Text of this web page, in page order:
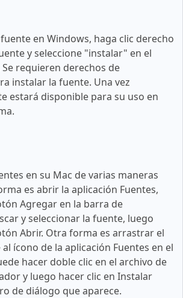
en Windows, haga clic derecho
y seleccione "instalar" en el
requieren derechos de
instalar la fuente. Una vez
estará disponible para su uso en
en su Mac de varias maneras
es abrir la aplicación Fuentes,
Agregar en la barra de
y seleccionar la fuente, luego
Abrir. Otra forma es arrastrar el
ícono de la aplicación Fuentes en el
hacer doble clic en el archivo de
y luego hacer clic en Instalar
de diálogo que aparece.